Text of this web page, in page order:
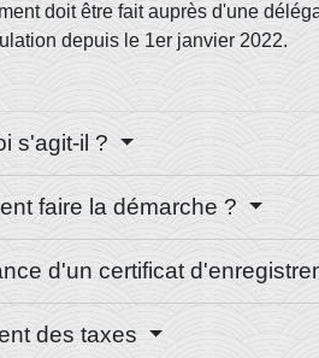
doit être fait auprès d'une
depuis le 1er janvier 2022.
s'agit-il ?
faire la démarche ?
d'un certificat
des taxes